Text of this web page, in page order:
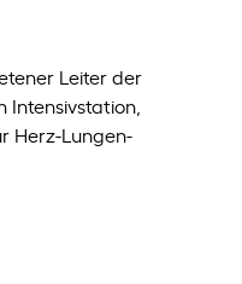
Leiter der
Intensivstation,
Herz-Lungen-